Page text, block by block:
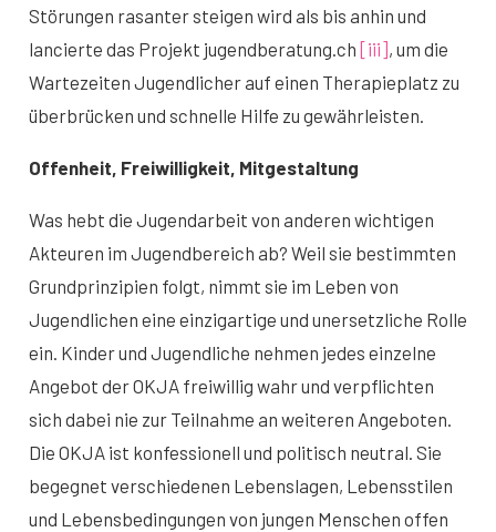
Störungen rasanter steigen wird als bis anhin und
lancierte das Projekt jugendberatung.ch [iii], um die
Wartezeiten Jugendlicher auf einen Therapieplatz zu
überbrücken und schnelle Hilfe zu gewährleisten.
Offenheit, Freiwilligkeit, Mitgestaltung
Was hebt die Jugendarbeit von anderen wichtigen
Akteuren im Jugendbereich ab? Weil sie bestimmten
Grundprinzipien folgt, nimmt sie im Leben von
Jugendlichen eine einzigartige und unersetzliche Rolle
ein. Kinder und Jugendliche nehmen jedes einzelne
Angebot der OKJA freiwillig wahr und verpflichten
sich dabei nie zur Teilnahme an weiteren Angeboten.
Die OKJA ist konfessionell und politisch neutral. Sie
begegnet verschiedenen Lebenslagen, Lebensstilen
und Lebensbedingungen von jungen Menschen offen